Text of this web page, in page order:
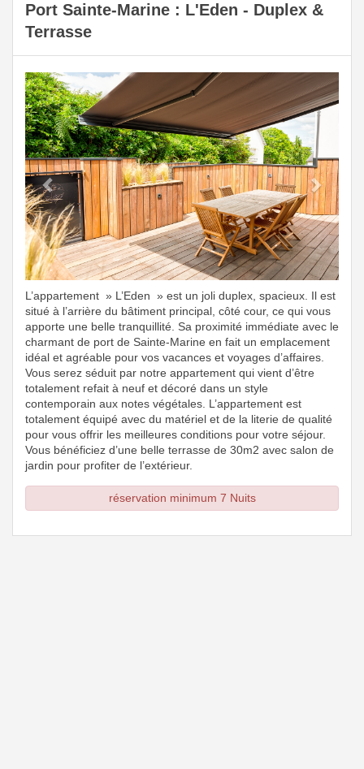
Port Sainte-Marine : L'Eden - Duplex &
Terrasse
Previous Next
L’appartement » L’Eden » est un joli duplex, spacieux. Il est
situé à l’arrière du bâtiment principal, côté cour, ce qui vous
apporte une belle tranquillité. Sa proximité immédiate avec le
charmant de port de Sainte-Marine en fait un emplacement
idéal et agréable pour vos vacances et voyages d’affaires.
Vous serez séduit par notre appartement qui vient d’être
totalement refait à neuf et décoré dans un style
contemporain aux notes végétales. L’appartement est
totalement équipé avec du matériel et de la literie de qualité
pour vous offrir les meilleures conditions pour votre séjour.
Vous bénéficiez d’une belle terrasse de 30m2 avec salon de
jardin pour profiter de l’extérieur.
réservation minimum 7 Nuits